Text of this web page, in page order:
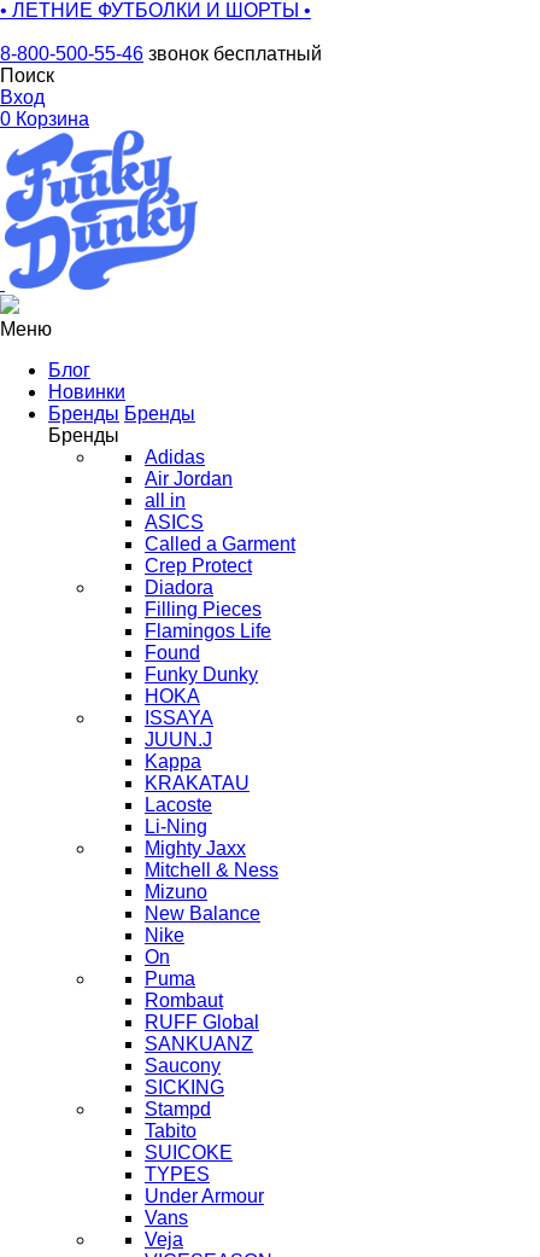
• ЛЕТНИЕ ФУТБОЛКИ И ШОРТЫ •
8-800-500-55-46 звонок бесплатный
Поиск
Вход
0 Корзина
Меню
Блог
Новинки
Бренды Бренды
Бренды
Adidas
Air Jordan
all in
ASICS
Called a Garment
Crep Protect
Diadora
Filling Pieces
Flamingos Life
Found
Funky Dunky
HOKA
ISSAYA
JUUN.J
Kappa
KRAKATAU
Lacoste
Li-Ning
Mighty Jaxx
Mitchell & Ness
Mizuno
New Balance
Nike
On
Puma
Rombaut
RUFF Global
SANKUANZ
Saucony
SICKING
Stampd
Tabito
SUICOKE
TYPES
Under Armour
Vans
Veja